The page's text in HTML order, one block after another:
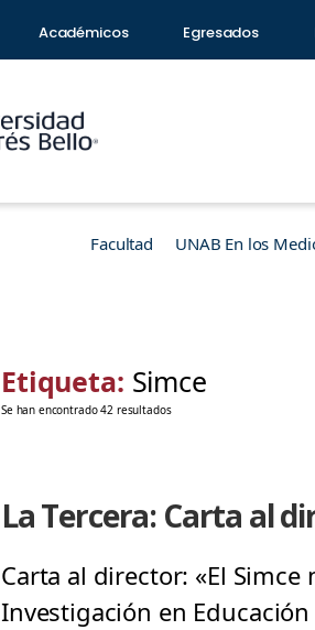
Académicos Egresados
Facultad UNAB En los
Etiqueta: Simce
Se han encontrado 42 resultados
La Tercera: Carta al
Carta al director: «El
Investigación en